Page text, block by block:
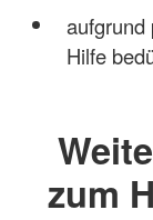
aufgrund
Hilfe
zum